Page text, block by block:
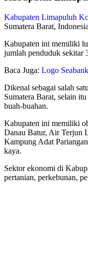
Kabupaten Limapuluh
Sumatera Barat,
Kabupaten ini memiliki
jumlah penduduk sekitar
Baca Juga: Logo
Dikenal sebagai salah
Sumatera Barat, selain
buah-buahan.
Kabupaten ini memiliki
Danau Batur, Air Terjun
Kampung Adat
kaya.
Sektor ekonomi di
pertanian, perkebunan,